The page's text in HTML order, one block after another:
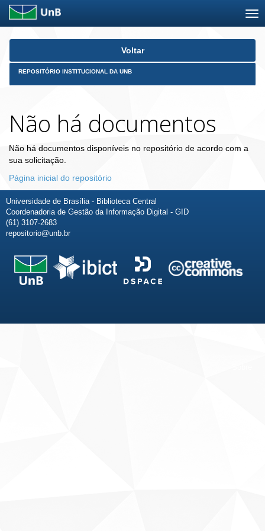
Skip
Voltar
REPOSITÓRIO INSTITUCIONAL DA UNB
Não há documentos
Não há documentos disponíveis no repositório de acordo com a
sua solicitação.
Página inicial do repositório
Universidade de Brasília - Biblioteca Central
Coordenadoria de Gestão da Informação Digital - GID
(61) 3107-2683
repositorio@unb.br